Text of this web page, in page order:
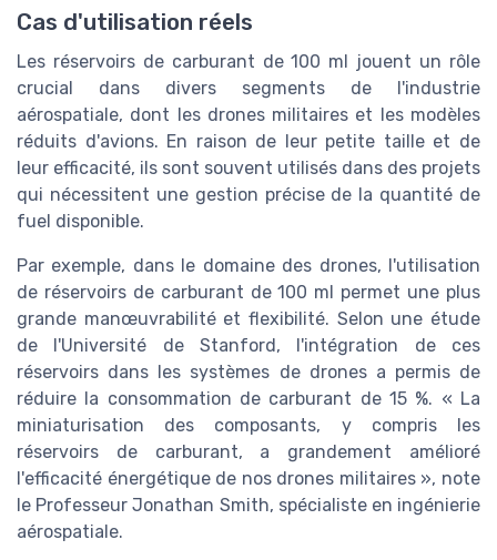
Cas d'utilisation réels
Les réservoirs de carburant de 100 ml jouent un rôle
crucial dans divers segments de l'industrie
aérospatiale, dont les drones militaires et les modèles
réduits d'avions. En raison de leur petite taille et de
leur efficacité, ils sont souvent utilisés dans des projets
qui nécessitent une gestion précise de la quantité de
fuel disponible.
Par exemple, dans le domaine des drones, l'utilisation
de réservoirs de carburant de 100 ml permet une plus
grande manœuvrabilité et flexibilité. Selon une étude
de l'Université de Stanford, l'intégration de ces
réservoirs dans les systèmes de drones a permis de
réduire la consommation de carburant de 15 %. « La
miniaturisation des composants, y compris les
réservoirs de carburant, a grandement amélioré
l'efficacité énergétique de nos drones militaires », note
le Professeur Jonathan Smith, spécialiste en ingénierie
aérospatiale.